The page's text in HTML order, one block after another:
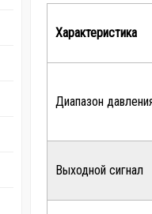
Характеристика
Диапазон
Выходной сигнал